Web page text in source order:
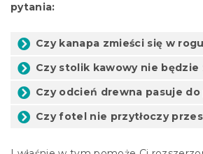
pytania:
Czy kanapa zmieści się w
Czy stolik kawowy nie będzie
Czy odcień drewna pasuje do
Czy fotel nie przytłoczy